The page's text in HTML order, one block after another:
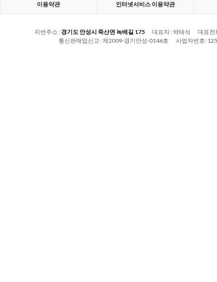
이용약관 인터넷서비스 이용약관
지번주소 : 경기도 안성시 죽산면 녹배길 175 대표자 : 박태석
대표전
통신판매업신고 :제2009-경기안성-0146호 사업자번호: